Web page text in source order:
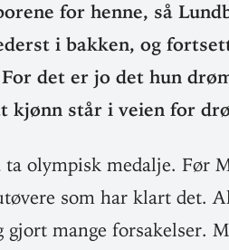
for henne, så
i bakken, og
det er jo det hun
kjønn står i veien for
olympisk medalje. Før
som har klart det.
gjort mange for­sa­kelser.